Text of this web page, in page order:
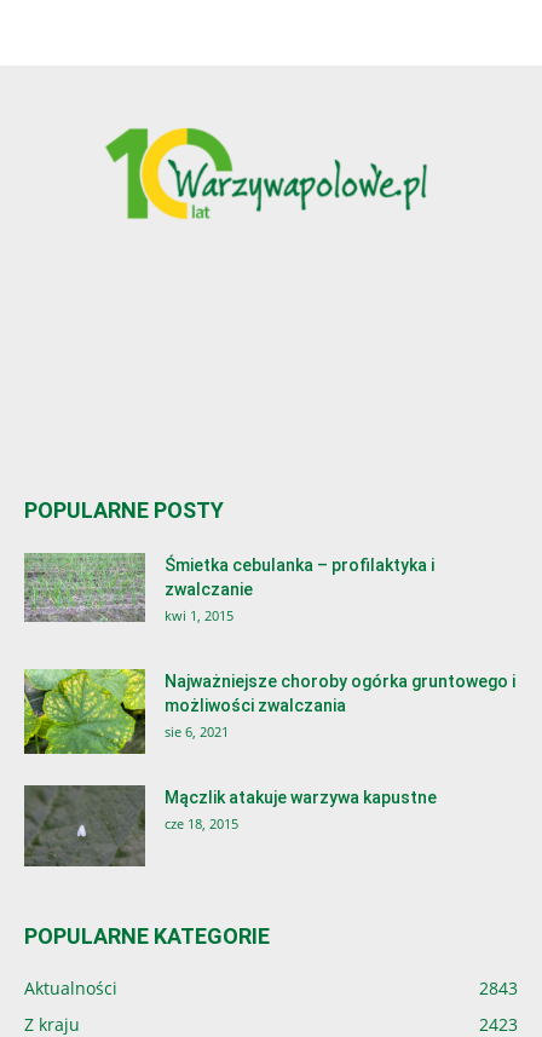
POPULARNE POSTY
Śmietka cebulanka – profilaktyka i
zwalczanie
kwi 1, 2015
Najważniejsze choroby ogórka gruntowego i
możliwości zwalczania
sie 6, 2021
Mączlik atakuje warzywa kapustne
cze 18, 2015
POPULARNE KATEGORIE
Aktualności
2843
Z kraju
2423